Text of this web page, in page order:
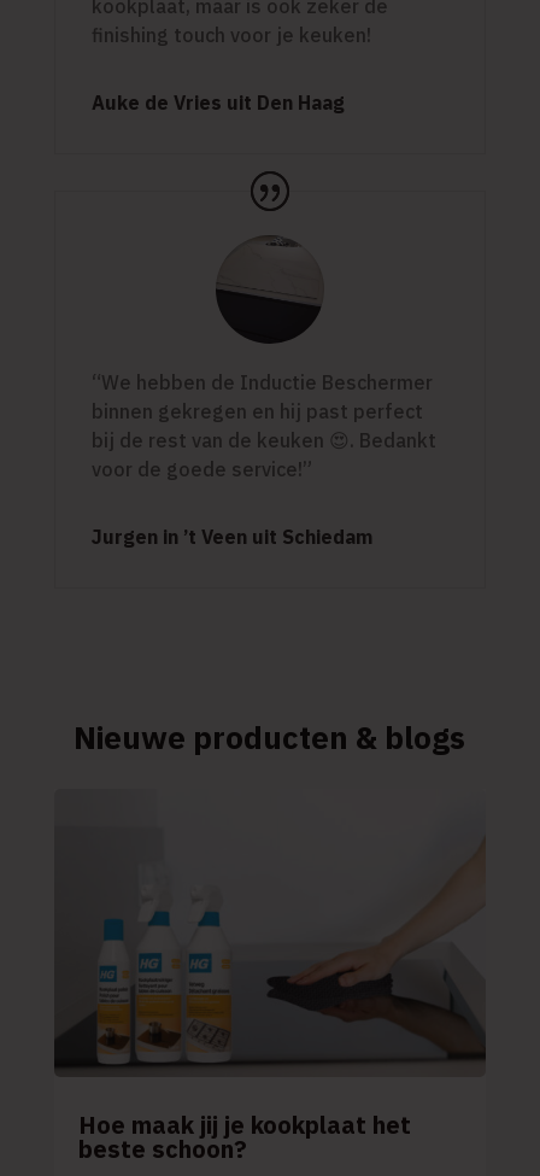
kookplaat, maar is ook zeker de
finishing touch voor je keuken!
Auke de Vries uit Den Haag
“We hebben de Inductie Beschermer
binnen gekregen en hij past perfect
bij de rest van de keuken 😍. Bedankt
voor de goede service!”
Jurgen in ’t Veen uit Schiedam
Nieuwe producten & blogs
Hoe maak jij je kookplaat het
beste schoon?